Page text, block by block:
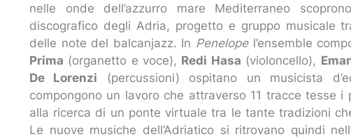
nelle onde dell’azzurro mare Mediterraneo
discografico degli Adria, progetto e gruppo musicale
delle note del balcanjazz. In Penelopel’ensemble
Prima (organetto e voce), Redi Hasa (violoncello),
De Lorenzi (percussioni) ospitano un musicista
compongono un lavoro che attraverso 11 tracce tesse i
alla ricerca di un ponte virtuale tra le tante tradizioni
Le nuove musiche dell’Adriatico si ritrovano quindi